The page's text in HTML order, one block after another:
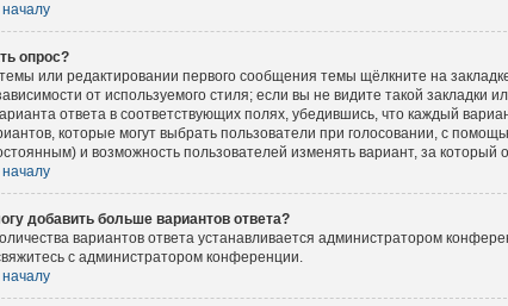
началу
опрос?
или редактировании первого сообщения темы щёлкните на
от используемого стиля; если вы не видите такой
ответа в соответствующих полях, убедившись, что каждый
которые могут выбрать пользователи при голосовании, с
и возможность пользователей изменять вариант, за который
началу
добавить больше вариантов ответа?
вариантов ответа устанавливается администратором
с администратором конференции.
началу